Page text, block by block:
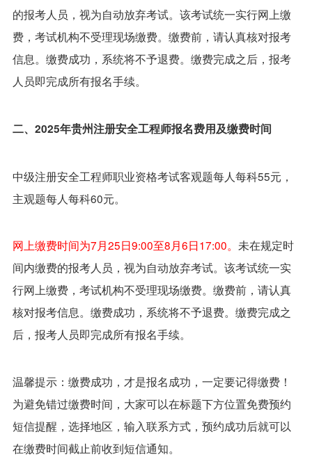
的报考人员，视为自动放弃考试。该考试统一实行网上缴
费，考试机构不受理现场缴费。缴费前，请认真核对报考
信息。缴费成功，系统将不予退费。缴费完成之后，报考
人员即完成所有报名手续。
二、2025年贵州注册安全工程师报名费用及缴费时间
中级注册安全工程师职业资格考试客观题每人每科55元，
主观题每人每科60元。
网上缴费时间为7月25日9:00至8月6日17:00。 未在规定时
间内缴费的报考人员，视为自动放弃考试。该考试统一实
行网上缴费，考试机构不受理现场缴费。缴费前，请认真
核对报考信息。缴费成功，系统将不予退费。缴费完成之
后，报考人员即完成所有报名手续。
温馨提示：缴费成功，才是报名成功，一定要记得缴费！
为避免错过缴费时间，大家可以在标题下方位置免费预约
短信提醒，选择地区，输入联系方式，预约成功后就可以
在缴费时间截止前收到短信通知。